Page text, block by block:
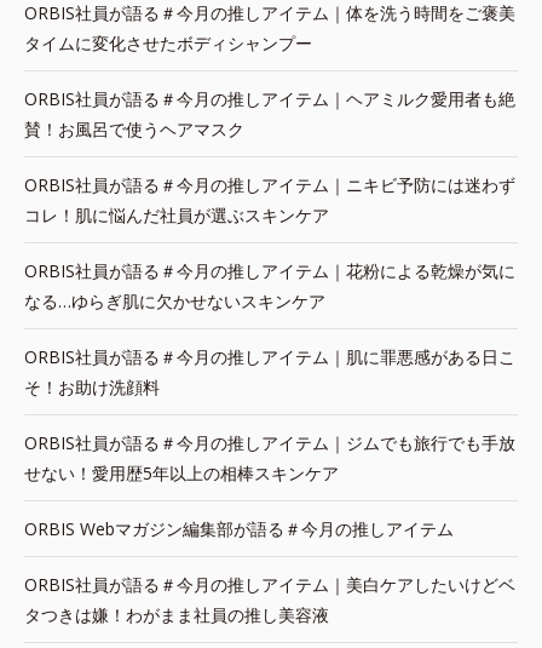
ORBIS社員が語る＃今月の推しアイテム｜体を洗う時間をご褒美
タイムに変化させたボディシャンプー
ORBIS社員が語る＃今月の推しアイテム｜ヘアミルク愛用者も絶
賛！お風呂で使うヘアマスク
ORBIS社員が語る＃今月の推しアイテム｜ニキビ予防には迷わず
コレ！肌に悩んだ社員が選ぶスキンケア
ORBIS社員が語る＃今月の推しアイテム｜花粉による乾燥が気に
なる…ゆらぎ肌に欠かせないスキンケア
ORBIS社員が語る＃今月の推しアイテム｜肌に罪悪感がある日こ
そ！お助け洗顔料
ORBIS社員が語る＃今月の推しアイテム｜ジムでも旅行でも手放
せない！愛用歴5年以上の相棒スキンケア
ORBIS Webマガジン編集部が語る＃今月の推しアイテム
ORBIS社員が語る＃今月の推しアイテム｜美白ケアしたいけどベ
タつきは嫌！わがまま社員の推し美容液